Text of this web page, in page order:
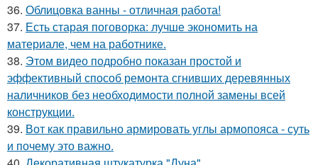
36. Облицовка ванны - отличная работа!
37. Есть старая поговорка: лучше экономить на
материале, чем на работнике.
38. Этом видео подробно показан простой и
эффективный способ ремонта сгнивших деревянных
наличников без необходимости полной замены всей
конструкции.
39. Вот как правильно армировать углы армопояса - суть
и почему это важно.